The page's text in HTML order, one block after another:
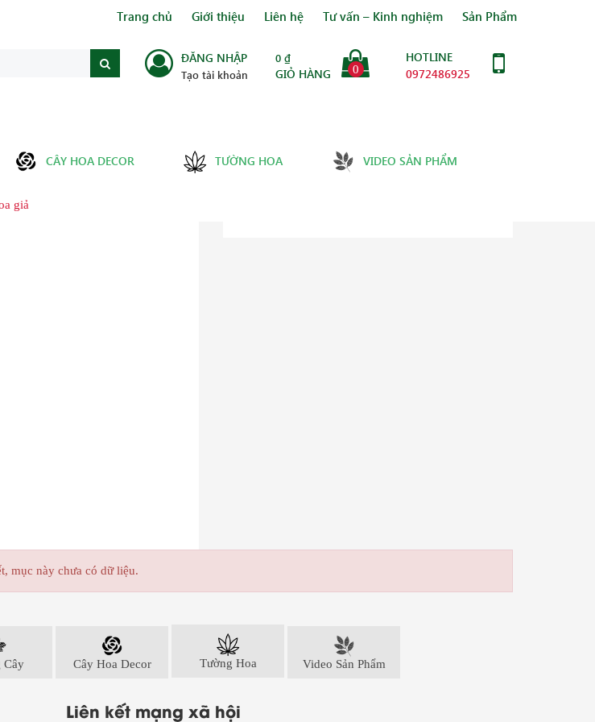
Trang chủ Giới thiệu Liên hệ Tư vấn – Kinh nghiệm Sản Phẩm
ĐĂNG NHẬP
Tạo tài khoản
0 ₫
GIỎ HÀNG 0
HOTLINE
0972486925
CÂY HOA DECOR TƯỜNG HOA VIDEO SẢN PHẨM
giả
mục này chưa có dữ liệu.
Cây Cây Hoa Decor Tường Hoa Video Sản Phẩm
Liên kết mạng xã hội